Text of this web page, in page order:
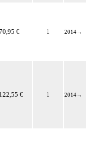
€ 1 2014→
122,55 € 1 2014→